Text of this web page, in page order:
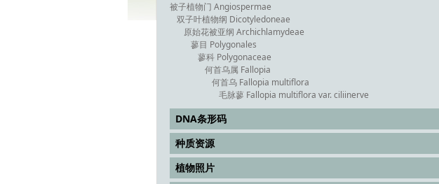
被子植物门 Angiospermae
双子叶植物纲 Dicotyledoneae
原始花被亚纲 Archichlamydeae
蓼目 Polygonales
蓼科 Polygonaceae
何首乌属 Fallopia
何首乌 Fallopia multiflora
毛脉蓼 Fallopia multiflora var. ciliinerve
DNA条形码
种质资源
植物照片